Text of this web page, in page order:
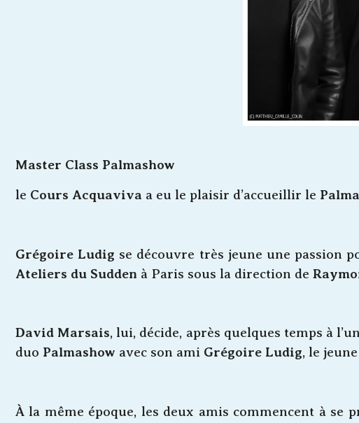
Master Class Palmashow
le Cours Acquaviva a eu le plaisir d’accueillir le
Grégoire Ludig se découvre très jeune une passion
Ateliers du Sudden à Paris sous la direction de
David Marsais, lui, décide, après quelques temps à
duo Palmashow avec son ami Grégoire Ludig, le
À la même époque, les deux amis commencent à se